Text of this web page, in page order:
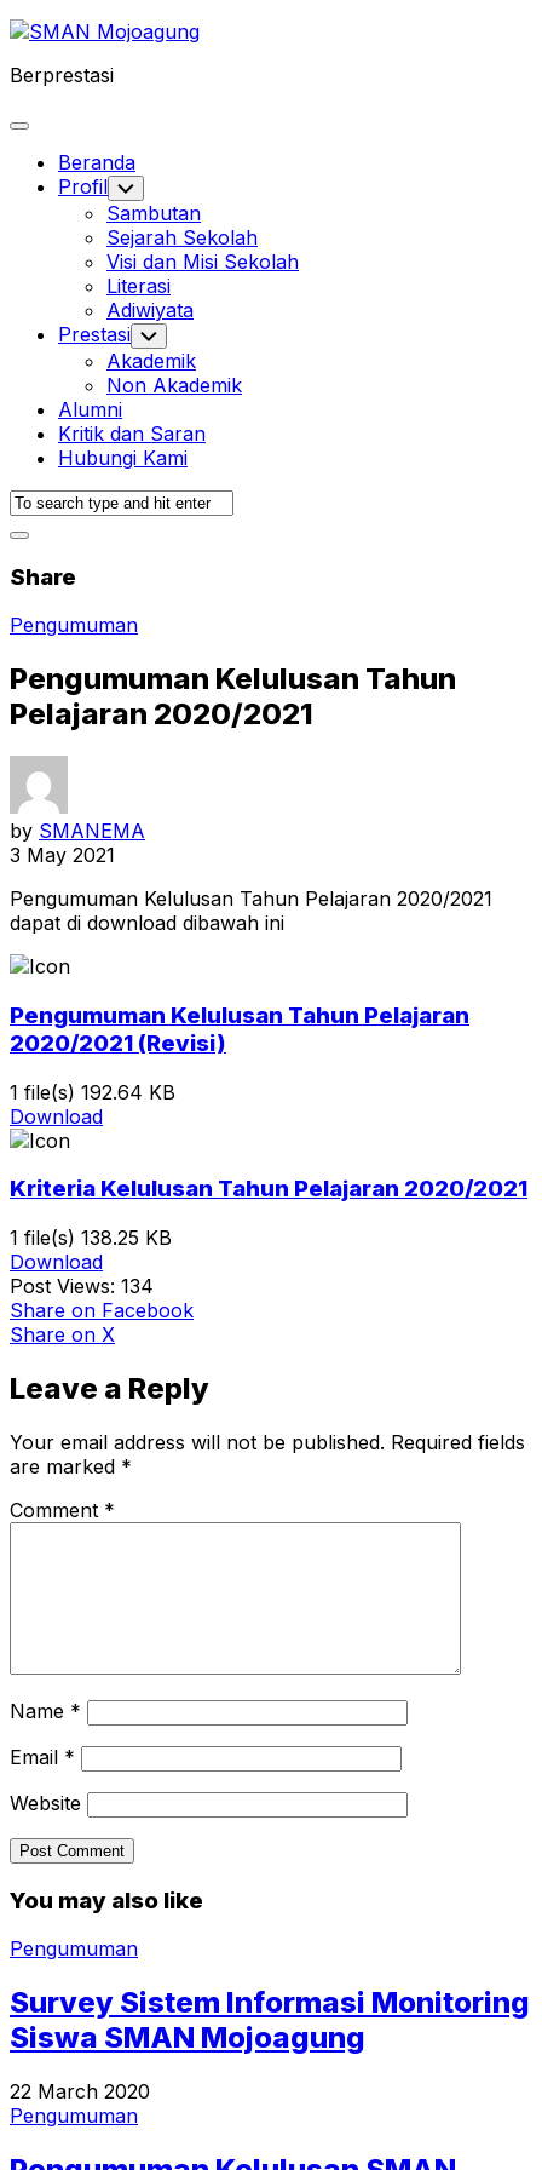
Skip
content
Berprestasi
Expand
Beranda
Profil Toggle
Child
Menu
Sambutan
Sejarah Sekolah
Visi dan Misi Sekolah
Literasi
Adiwiyata
Prestasi Toggle
Child
Menu
Akademik
Non Akademik
Alumni
Kritik dan Saran
Hubungi Kami
Share
Pengumuman
Pengumuman Kelulusan Tahun
Pelajaran 2020/2021
by SMANEMA
3 May 2021
Pengumuman Kelulusan Tahun Pelajaran 2020/2021
dapat di download dibawah ini
Pengumuman Kelulusan Tahun Pelajaran
2020/2021 (Revisi)
1 file(s) 192.64 KB
Download
Kriteria Kelulusan Tahun Pelajaran 2020/2021
1 file(s) 138.25 KB
Download
Post Views: 134
Share on Facebook
Share on X
Leave a Reply
Your email address will not be published. Required fields
are marked *
Comment *
Name *
Email *
Website
You may also like
Pengumuman
Survey Sistem Informasi Monitoring
Siswa SMAN Mojoagung
22 March 2020
Pengumuman